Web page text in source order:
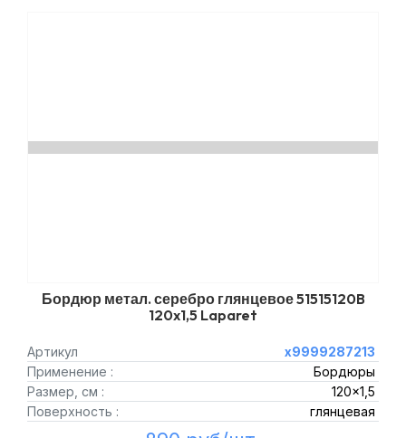
Бордюр метал. серебро глянцевое 51515120B
120x1,5 Laparet
Артикул
х9999287213
Применение :
Бордюры
Размер, см :
120x1,5
Поверхность :
глянцевая